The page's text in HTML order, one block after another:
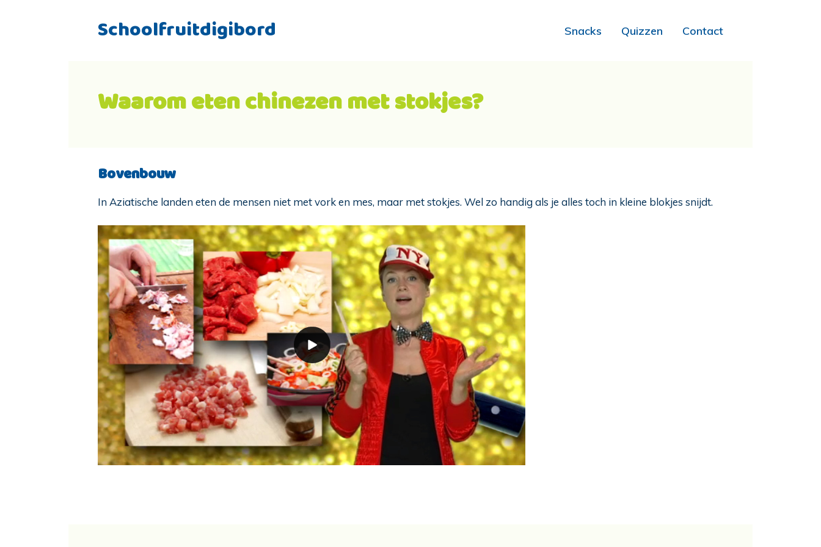
Schoolfruitdigibord Snacks Quizzen Contact
Waarom eten chinezen met stokjes?
Bovenbouw
In Aziatische landen eten de mensen niet met vork en mes, maar met stokjes. Wel zo handig als je alles toch in kleine blokjes snijdt.